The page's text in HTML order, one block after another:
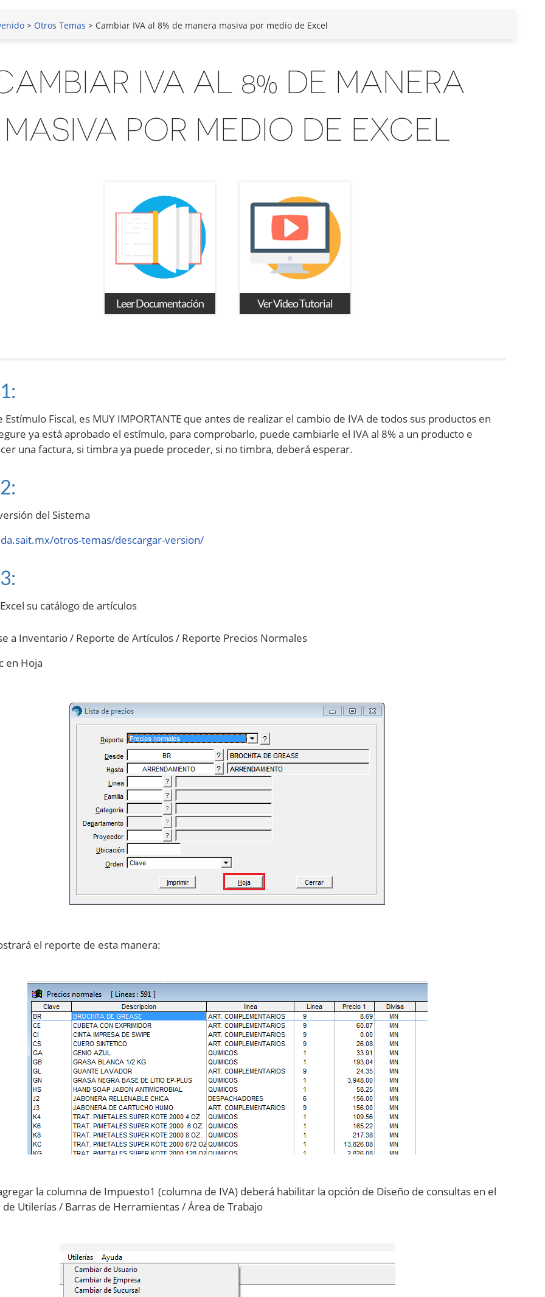
>Otros Temas > Cambiar IVA al 8% de manera masiva por medio de Excel
IVA AL 8% DE MANERA
MASIVA POR MEDIO DE EXCEL
Leer Documentación Ver Video Tutorial
Estímulo Fiscal, es MUY IMPORTANTE que antes de realizar el cambio de IVA de todos sus productos en
ya está aprobado el estímulo, para comprobarlo, puede cambiarle el IVA al 8% a un producto e
una factura, si timbra ya puede proceder, si no timbra, deberá esperar.
del Sistema
otros-temas/descargar-version/
su catálogo de artículos
a Inventario / Reporte de Artículos / Reporte Precios Normales
en Hoja
el reporte de esta manera:
la columna de Impuesto1 (columna de IVA) deberá habilitar la opción de Diseño de consultas en el
de Utilerías / Barras de Herramientas / Área de Trabajo